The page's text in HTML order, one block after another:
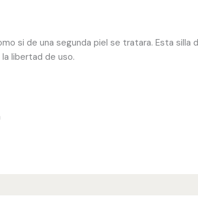
si de una segunda piel se tratara. Esta silla
libertad de uso.